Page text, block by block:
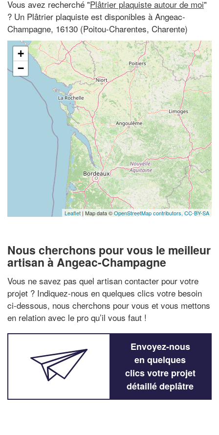
Vous avez recherché "Plâtrier plaquiste autour de moi"
? Un Plâtrier plaquiste est disponibles à Angeac-
Champagne, 16130 (Poitou-Charentes, Charente)
+
−
Leaflet| Map data ©OpenStreetMap contributors, CC-BY-SA
Nous cherchons pour vous le meilleur
artisan à Angeac-Champagne
Vous ne savez pas quel artisan contacter pour votre
projet ? Indiquez-nous en quelques clics votre besoin
ci-dessous, nous cherchons pour vous et vous mettons
en relation avec le pro qu’il vous faut !
Envoyez-nous
en quelques
clics votre projet
détaillé deplâtre